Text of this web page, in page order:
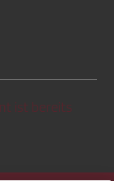
ist bereits